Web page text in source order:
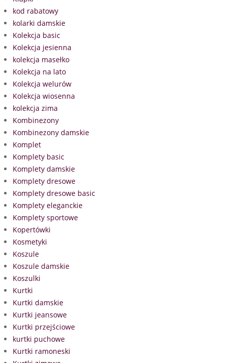
kod rabatowy
kolarki damskie
Kolekcja basic
Kolekcja jesienna
kolekcja masełko
Kolekcja na lato
Kolekcja welurów
Kolekcja wiosenna
kolekcja zima
Kombinezony
Kombinezony damskie
Komplet
Komplety basic
Komplety damskie
Komplety dresowe
Komplety dresowe basic
Komplety eleganckie
Komplety sportowe
Kopertówki
Kosmetyki
Koszule
Koszule damskie
Koszulki
Kurtki
Kurtki damskie
Kurtki jeansowe
Kurtki przejściowe
kurtki puchowe
Kurtki ramoneski